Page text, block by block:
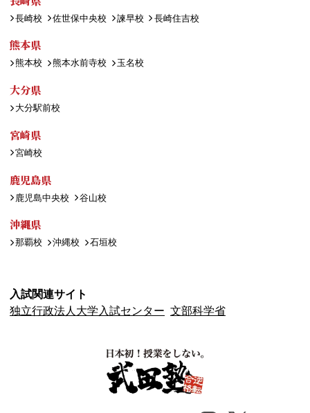
長崎校 佐世保中央校 諫早校 長崎住吉校
熊本県
熊本校 熊本水前寺校 玉名校
大分県
大分駅前校
宮崎県
宮崎校
鹿児島県
鹿児島中央校 谷山校
沖縄県
那覇校 沖縄校 石垣校
入試関連サイト
独立行政法人大学入試センター 文部科学省